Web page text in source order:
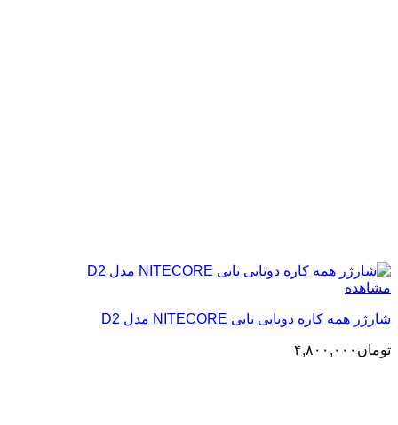
مشاهده
شارژر همه کاره دوتایی تایی NITECORE مدل D2
تومان ۴,۸۰۰,۰۰۰